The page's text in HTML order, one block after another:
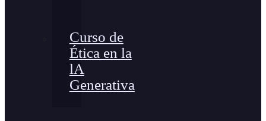
Curso de
Ética en la
lA
Generativa